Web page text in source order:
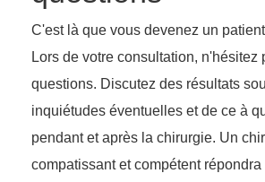
C'est là que vous devenez un
Lors de votre consultation, n'hésitez
questions. Discutez des résultats
inquiétudes éventuelles et de ce à
pendant et après la chirurgie. Un
compatissant et compétent répondra